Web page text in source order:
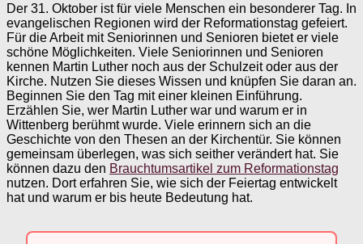
Der 31. Oktober ist für viele Menschen ein besonderer Tag. In
evangelischen Regionen wird der Reformationstag gefeiert.
Für die Arbeit mit Seniorinnen und Senioren bietet er viele
schöne Möglichkeiten. Viele Seniorinnen und Senioren
kennen Martin Luther noch aus der Schulzeit oder aus der
Kirche. Nutzen Sie dieses Wissen und knüpfen Sie daran an.
Beginnen Sie den Tag mit einer kleinen Einführung.
Erzählen Sie, wer Martin Luther war und warum er in
Wittenberg berühmt wurde. Viele erinnern sich an die
Geschichte von den Thesen an der Kirchentür. Sie können
gemeinsam überlegen, was sich seither verändert hat. Sie
können dazu den Brauchtumsartikel zum Reformationstag
nutzen. Dort erfahren Sie, wie sich der Feiertag entwickelt
hat und warum er bis heute Bedeutung hat.